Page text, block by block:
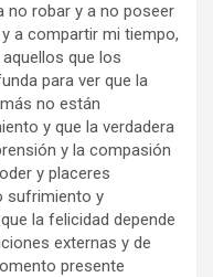
no robar y a no poseer
a compartir mi tiempo,
que los
para ver que la
no están
y que la verdadera
y la compasión
y placeres
sufrimiento y
la felicidad depende
externas y de
presente